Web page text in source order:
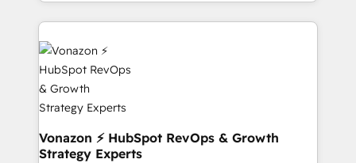
l'international, nous travaillons avec des ETI
ambitieuses, des grands groupes voulant aller au-
delà d’une simple transformation digitale et des
startups florissantes. Nos 3 grandes expertises sont :
➤ L’intégration de CRM et de méthodologie RevOps
pour aligner les équipes marketing, commerciales et
support client (data migration, synchronisation API,
audit et maintenance) ➤ La création de sites internet
Vonazon ⚡ HubSpot RevOps & Growth
Strategy Experts